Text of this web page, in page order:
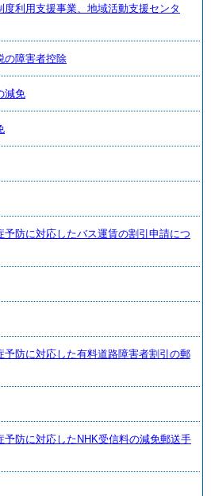
利用支援事業、地域活動支援センタ
の障害者控除
減免
予防に対応したバス運賃の割引申請につ
予防に対応した有料道路障害者割引の郵
予防に対応したNHK受信料の減免郵送手